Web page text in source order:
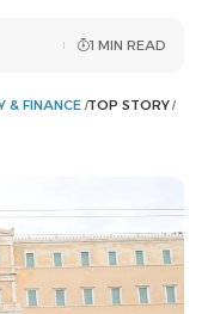
& FINANCE TOP STORY
1 MIN READ